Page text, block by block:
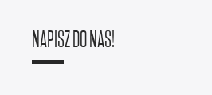
NAPISZ DO NAS!